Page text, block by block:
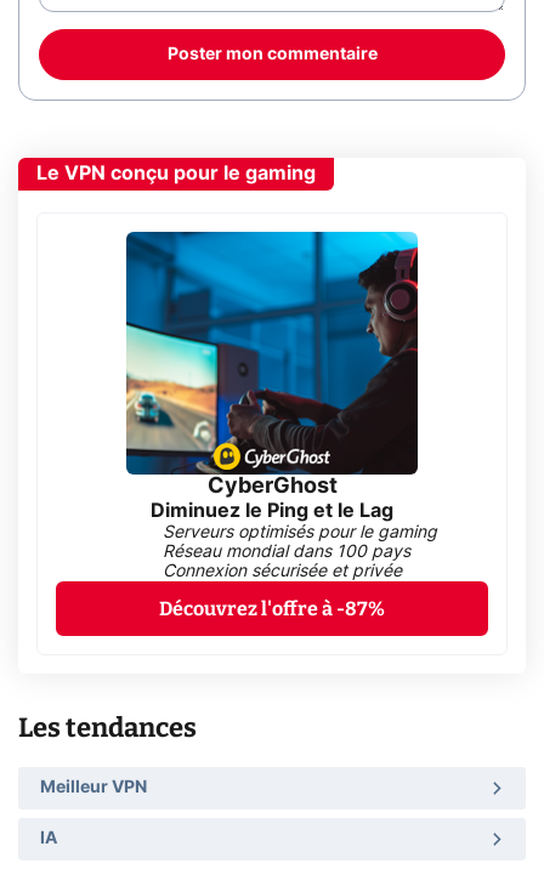
Poster mon commentaire
Le VPN conçu pour le gaming
CyberGhost
Diminuez le Ping et le Lag
Serveurs optimisés pour le gaming
Réseau mondial dans 100 pays
Connexion sécurisée et privée
Découvrez l'offre à -87%
Les tendances
Meilleur VPN
IA